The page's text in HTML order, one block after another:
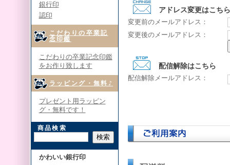
銀行印
認印
こだわりの卒業記
念印鑑
こだわりの卒業記念印鑑
をお作り致します
ラッピング・無料♪
プレゼント用ラッピン
グ・無料です！
商品検索
かわいい銀行印
アドレス変更はこちら
変更前のメールアドレス：
変更後のメールアドレス：
配信解除はこちら
配信解除メールアドレス：